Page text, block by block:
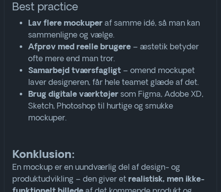
Best practice
Lav flere mockuper af samme idé, så man kan
sammenligne og vælge.
Afprøv med reelle brugere – æstetik betyder
ofte mere end man tror.
Samarbejd tværsfagligt – omend mockupet
laver designeren, får hele teamet glæde af det.
Brug digitale værktøjer som Figma, Adobe XD,
Sketch, Photoshop til hurtige og smukke
mockuper.
Konklusion:
En mockup er en uundværlig del af design- og
produktudvikling – den giver et realistisk, men ikke-